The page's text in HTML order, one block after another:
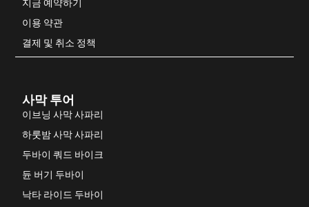
지금 예약하기
이용 약관
결제 및 취소 정책
사막 투어
이브닝 사막 사파리
하룻밤 사막 사파리
두바이 쿼드 바이크
듄 버기 두바이
낙타 라이드 두바이